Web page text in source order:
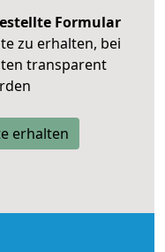
Formular
zu erhalten, bei
transparent
erhalten